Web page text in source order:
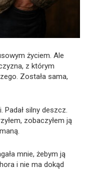
życiem. Ale
z którym
Została sama,
Padał silny deszcz.
zobaczyłem ją
mnie, żebym ją
i nie ma dokąd